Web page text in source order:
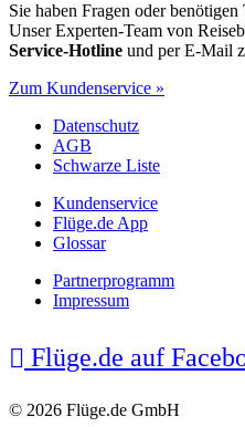
Sie haben Fragen oder
Unser Experten-Team von
Service-Hotline und per E-Mail
Zum Kundenservice »
Datenschutz
AGB
Schwarze Liste
Kundenservice
Flüge.de App
Glossar
Partnerprogramm
Impressum
Flüge.de auf
© 2026 Flüge.de GmbH